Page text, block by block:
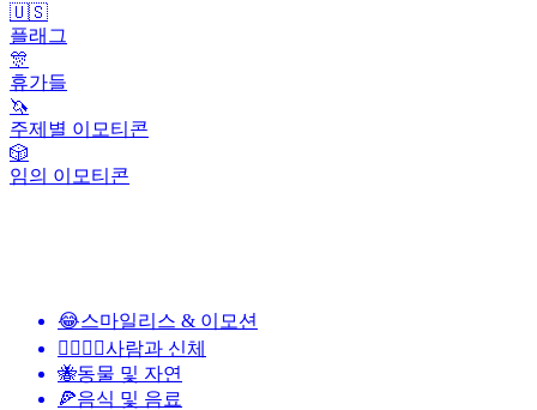
🇺🇸
플래그
🎊
휴가들
🦄
주제별 이모티콘
🎲
임의 이모티콘
😂스마일리스 & 이모션
👩‍❤️‍💋‍👨사람과 신체
🐝동물 및 자연
🍕음식 및 음료